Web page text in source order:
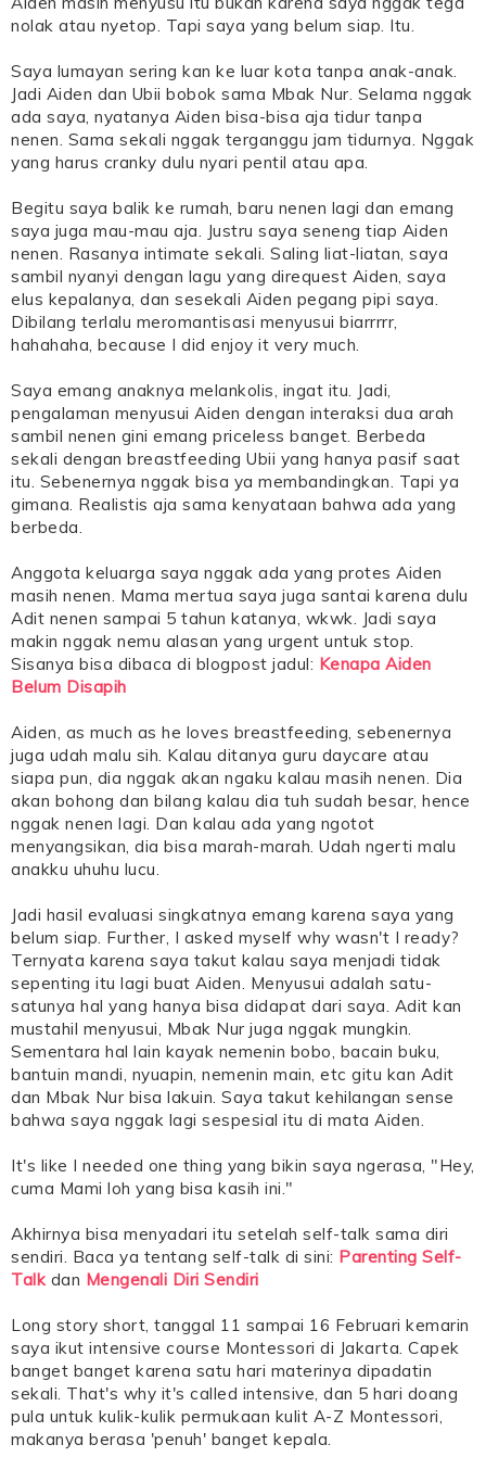
nolak atau nyetop. Tapi saya yang belum siap. Itu.
Saya lumayan sering kan ke luar kota tanpa anak-anak.
Jadi Aiden dan Ubii bobok sama Mbak Nur. Selama nggak
ada saya, nyatanya Aiden bisa-bisa aja tidur tanpa
nenen. Sama sekali nggak terganggu jam tidurnya. Nggak
yang harus cranky dulu nyari pentil atau apa.
Begitu saya balik ke rumah, baru nenen lagi dan emang
saya juga mau-mau aja. Justru saya seneng tiap Aiden
nenen. Rasanya intimate sekali. Saling liat-liatan, saya
sambil nyanyi dengan lagu yang direquest Aiden, saya
elus kepalanya, dan sesekali Aiden pegang pipi saya.
Dibilang terlalu meromantisasi menyusui biarrrrr,
hahahaha, because I did enjoy it very much.
Saya emang anaknya melankolis, ingat itu. Jadi,
pengalaman menyusui Aiden dengan interaksi dua arah
sambil nenen gini emang priceless banget. Berbeda
sekali dengan breastfeeding Ubii yang hanya pasif saat
itu. Sebenernya nggak bisa ya membandingkan. Tapi ya
gimana. Realistis aja sama kenyataan bahwa ada yang
berbeda.
Anggota keluarga saya nggak ada yang protes Aiden
masih nenen. Mama mertua saya juga santai karena dulu
Adit nenen sampai 5 tahun katanya, wkwk. Jadi saya
makin nggak nemu alasan yang urgent untuk stop.
Sisanya bisa dibaca di blogpost jadul: Kenapa Aiden
Belum Disapih
Aiden, as much as he loves breastfeeding, sebenernya
juga udah malu sih. Kalau ditanya guru daycare atau
siapa pun, dia nggak akan ngaku kalau masih nenen. Dia
akan bohong dan bilang kalau dia tuh sudah besar, hence
nggak nenen lagi. Dan kalau ada yang ngotot
menyangsikan, dia bisa marah-marah. Udah ngerti malu
anakku uhuhu lucu.
Jadi hasil evaluasi singkatnya emang karena saya yang
belum siap. Further, I asked myself why wasn't I ready?
Ternyata karena saya takut kalau saya menjadi tidak
sepenting itu lagi buat Aiden. Menyusui adalah satu-
satunya hal yang hanya bisa didapat dari saya. Adit kan
mustahil menyusui, Mbak Nur juga nggak mungkin.
Sementara hal lain kayak nemenin bobo, bacain buku,
bantuin mandi, nyuapin, nemenin main, etc gitu kan Adit
dan Mbak Nur bisa lakuin. Saya takut kehilangan sense
bahwa saya nggak lagi sespesial itu di mata Aiden.
It's like I needed one thing yang bikin saya ngerasa, "Hey,
cuma Mami loh yang bisa kasih ini."
Akhirnya bisa menyadari itu setelah self-talk sama diri
sendiri. Baca ya tentang self-talk di sini: Parenting Self-
Talkdan Mengenali Diri Sendiri
Long story short, tanggal 11 sampai 16 Februari kemarin
saya ikut intensive course Montessori di Jakarta. Capek
banget banget karena satu hari materinya dipadatin
sekali. That's why it's called intensive, dan 5 hari doang
pula untuk kulik-kulik permukaan kulit A-Z Montessori,
makanya berasa 'penuh' banget kepala.